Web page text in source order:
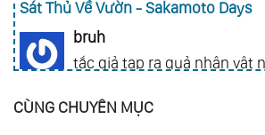
Sát Thủ Về Vườn - Sakamoto Days
bruh
tắc giả tạp ra quả nhân vật
Gia Đình Điệp Viên - Spy X Family
CÙNG CHUYÊN MỤC